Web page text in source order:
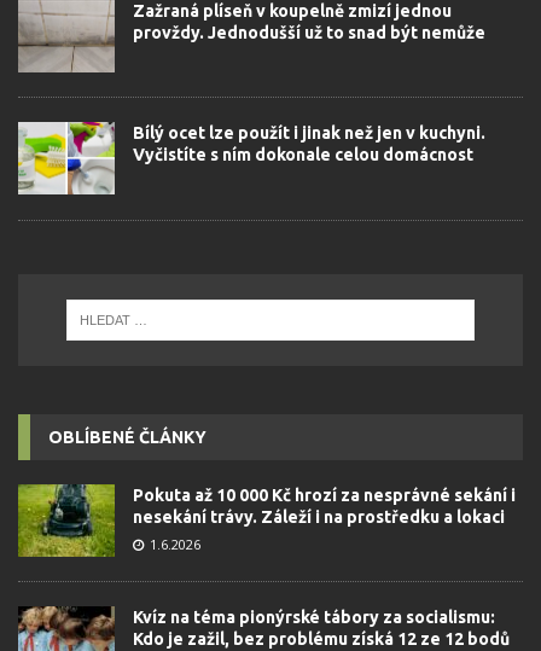
Zažraná plíseň v koupelně zmizí jednou
provždy. Jednodušší už to snad být nemůže
Bílý ocet lze použít i jinak než jen v kuchyni.
Vyčistíte s ním dokonale celou domácnost
OBLÍBENÉ ČLÁNKY
Pokuta až 10 000 Kč hrozí za nesprávné sekání i
nesekání trávy. Záleží i na prostředku a lokaci
1.6.2026
Kvíz na téma pionýrské tábory za socialismu:
Kdo je zažil, bez problému získá 12 ze 12 bodů